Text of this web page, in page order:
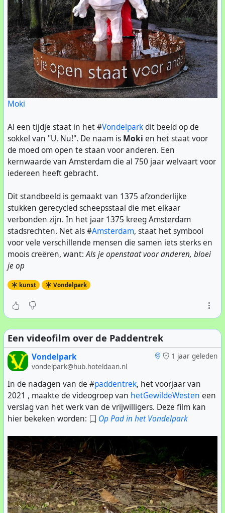
danken dat niet ook de andere populieren op de
Koeweide onder handen genomen zijn. Ook zijn er
broedholen op de Platanenlaan verstoord tijdens het
snoeien.
Onze redactie heeft de vergadering van de
Stadsdeelcommissie gevolgd, en hoorde de reactie van
Rocco Piers (Openbare Ruimte en Groen). Hij was
geschrokken, en beloofde nader onderzoek. Maar helaas
was dit niet het enige incident van dit kaliber. Op
incidenten:
- Over het machinaal maaien van de Koeweide
- Over hetbaggerwerkin de vijvers, waar het bagger
gestort werd in de paarplaats van amfibieën
- Over eengebouwdwars over de route van de
Wij hopen toch echt dat er in de toekomst beter
nagedacht gaat worden bij deze grootschalige
werkzaamheden. Misschien zou de verantwoordelijk
ambtenaar eens met die ecologisch beheerder moeten
bellen...
Moki
Al een tijdje staat in het #Vondelparkdit beeld op de
sokkel van "U, Nu!". De naam is Moki en het staat voor
de moed om open te staan voor anderen. Een
kernwaarde van Amsterdam die al 750 jaar welvaart voor
iedereen heeft gebracht.
Dit standbeeld is gemaakt van 1375 afzonderlijke
stukken gerecycled scheepsstaal die met elkaar
verbonden zijn. In het jaar 1375 kreeg Amsterdam
stadsrechten. Net als #Amsterdam, staat het symbool
voor vele verschillende mensen die samen iets sterks en
moois creëren, want:Als je openstaat voor anderen, bloei
je op
kunst Vondelpark
Een videofilm over de Paddentrek
1 jaar geleden
Vondelpark
vondelpark@hub.hoteldaan.nl
In de nadagen van de #paddentrek, het voorjaar van
2021 , maakte de videogroep van hetGewildeWesten een
verslag van het werk van de vrijwilligers. Deze film kan
hier bekeken worden:
Op Pad in het Vondelpark